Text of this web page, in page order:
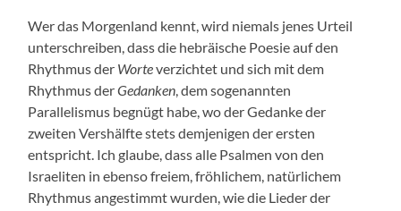
Wer das Morgenland kennt, wird niemals jenes Urteil
unterschreiben, dass die hebräische Poesie auf den
Rhythmus der Worteverzichtet und sich mit dem
Rhythmus derGedanken, dem sogenannten
Parallelismus begnügt habe, wo der Gedanke der
zweiten Vershälfte stets demjenigen der ersten
entspricht. Ich glaube, dass alle Psalmen von den
Israeliten in ebenso freiem, fröhlichem, natürlichem
Rhythmus angestimmt wurden, wie die Lieder der